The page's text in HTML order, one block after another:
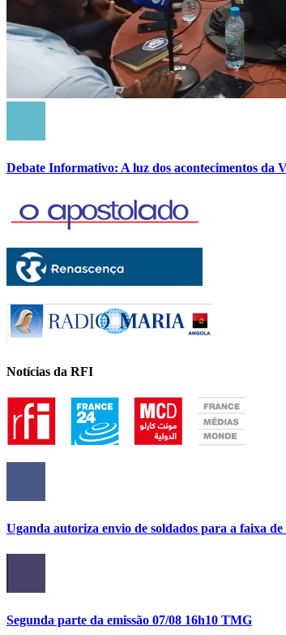
Debate Informativo: A luz dos acontecimentos da
Notícias da RFI
Uganda autoriza envio de soldados para a faixa
Segunda parte da emissão 07/08 16h10 TMG